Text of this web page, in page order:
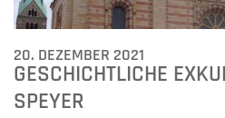
20. DEZEMBER 2021
GESCHICHTLICHE
SPEYER